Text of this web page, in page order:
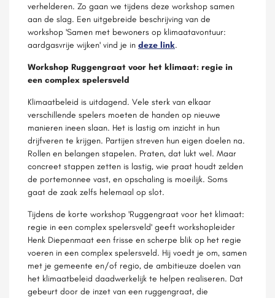
verhelderen. Zo gaan we tijdens deze workshop samen
aan de slag. Een uitgebreide beschrijving van de
workshop 'Samen met bewoners op klimaatavontuur:
aardgasvrije wijken' vind je in deze link.
Workshop Ruggengraat voor het klimaat: regie in
een complex spelersveld
Klimaatbeleid is uitdagend. Vele sterk van elkaar
verschillende spelers moeten de handen op nieuwe
manieren ineen slaan. Het is lastig om inzicht in hun
drijfveren te krijgen. Partijen streven hun eigen doelen na.
Rollen en belangen stapelen. Praten, dat lukt wel. Maar
concreet stappen zetten is lastig, wie praat houdt zelden
de portemonnee vast, en opschaling is moeilijk. Soms
gaat de zaak zelfs helemaal op slot.
Tijdens de korte workshop 'Ruggengraat voor het klimaat:
regie in een complex spelersveld' geeft workshopleider
Henk Diepenmaat een frisse en scherpe blik op het regie
voeren in een complex spelersveld. Hij voedt je om, samen
met je gemeente en/of regio, de ambitieuze doelen van
het klimaatbeleid daadwerkelijk te helpen realiseren. Dat
gebeurt door de inzet van een ruggengraat, die